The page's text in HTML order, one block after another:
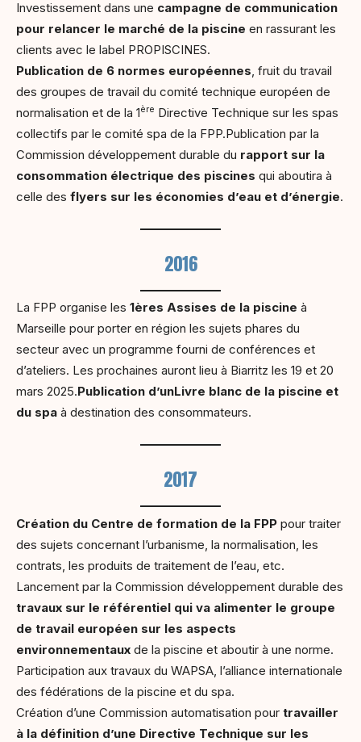
Investissement dans une campagne de communication
pour relancer le marché de la piscine en rassurant les
clients avec le label PROPISCINES.
Publication de 6 normes européennes, fruit du travail
des groupes de travail du comité technique européen de
normalisation et de la 1ère Directive Technique sur les spas
collectifs par le comité spa de la FPP.Publication par la
Commission développement durable du rapport sur la
consommation électrique des piscines qui aboutira à
celle des flyers sur les économies d’eau et d’énergie.
2016
La FPP organise les 1ères Assises de la piscine à
Marseille pour porter en région les sujets phares du
secteur avec un programme fourni de conférences et
d’ateliers. Les prochaines auront lieu à Biarritz les 19 et 20
mars 2025.Publication d’unLivre blanc de la piscine et
du spa à destination des consommateurs.
2017
Création du Centre de formation de la FPP pour traiter
des sujets concernant l’urbanisme, la normalisation, les
contrats, les produits de traitement de l’eau, etc.
Lancement par la Commission développement durable des
travaux sur le référentiel qui va alimenter le groupe
de travail européen sur les aspects
environnementaux de la piscine et aboutir à une norme.
Participation aux travaux du WAPSA, l’alliance internationale
des fédérations de la piscine et du spa.
Création d’une Commission automatisation pour travailler
à la définition d’une Directive Technique sur les